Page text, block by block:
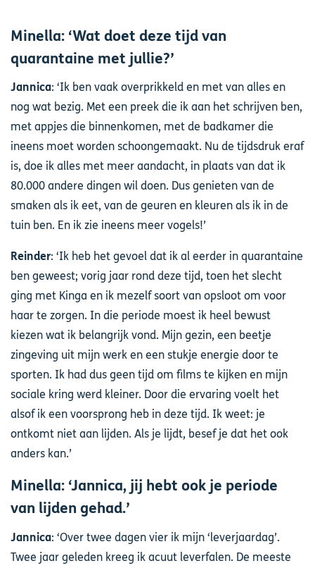
Minella: ‘Wat doet deze tijd van
quarantaine met jullie?’
Jannica: ‘Ik ben vaak overprikkeld en met van alles en
nog wat bezig. Met een preek die ik aan het schrijven ben,
met appjes die binnenkomen, met de badkamer die
ineens moet worden schoongemaakt. Nu de tijdsdruk eraf
is, doe ik alles met meer aandacht, in plaats van dat ik
80.000 andere dingen wil doen. Dus genieten van de
smaken als ik eet, van de geuren en kleuren als ik in de
tuin ben. En ik zie ineens meer vogels!’
Reinder: ‘Ik heb het gevoel dat ik al eerder in quarantaine
ben geweest; vorig jaar rond deze tijd, toen het slecht
ging met Kinga en ik mezelf soort van opsloot om voor
haar te zorgen. In die periode moest ik heel bewust
kiezen wat ik belangrijk vond. Mijn gezin, een beetje
zingeving uit mijn werk en een stukje energie door te
sporten. Ik had dus geen tijd om films te kijken en mijn
sociale kring werd kleiner. Door die ervaring voelt het
alsof ik een voorsprong heb in deze tijd. Ik weet: je
ontkomt niet aan lijden. Als je lijdt, besef je dat het ook
anders kan.’
Minella: ‘Jannica, jij hebt ook je periode
van lijden gehad.’
Jannica: ‘Over twee dagen vier ik mijn ‘leverjaardag’.
Twee jaar geleden kreeg ik acuut leverfalen. De meeste